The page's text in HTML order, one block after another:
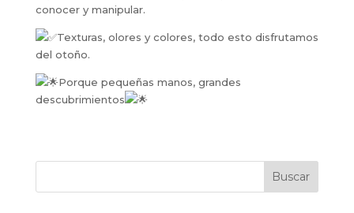
conocer y manipular.
Texturas, olores y colores, todo esto disfrutamos
del otoño.
Porque pequeñas manos, grandes
descubrimientos
Buscar